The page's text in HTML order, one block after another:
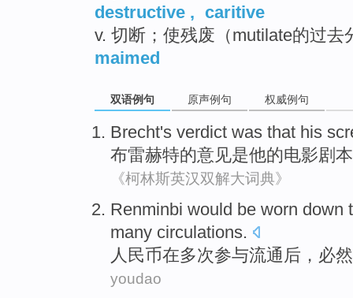
destructive , caritive
v. 切断；使残废（mutilate的过去
maimed
双语例句 原声例句 权威例句
Brecht's verdict was that his
布雷赫特的意见是他的电影剧本
《柯林斯英汉双解大词典》
Renminbi would be worn down
many circulations.
人民币在多次参与流通 后，必然
youdao